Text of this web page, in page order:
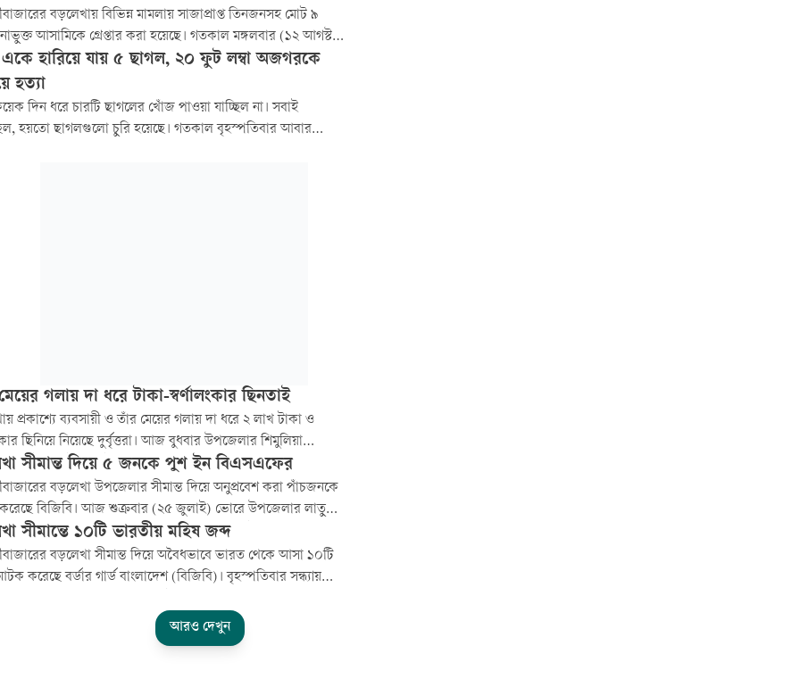
ডিমাই ওসমানীবাজার এলাকায় এ ঘটনা ঘটে। সুমন আহমদ
উপজেলার রামকৃষ্ণপুর গ্রামের হারিছ আলীর ছেলে।
বড়লেখায় বিভিন্ন মামলায় সাজাপ্রাপ্ত তিনজনসহ মোট ৯
আসামিকে গ্রেপ্তার করা হয়েছে। গতকাল মঙ্গলবার (১২ আগস্ট)
স্থানে অভিযান চালিয়ে তাঁদের গ্রেপ্তার করা হয়েছে। আজ বুধবার
মাধ্যমে তাঁদের কারাগারে পাঠানো হয়েছে।
হারিয়ে যায় ৫ ছাগল, ২০ ফুট লম্বা অজগরকে
হত্যা
দিন ধরে চারটি ছাগলের খোঁজ পাওয়া যাচ্ছিল না। সবাই
হয়তো ছাগলগুলো চুরি হয়েছে। গতকাল বৃহস্পতিবার আবার
গলায় দা ধরে টাকা-স্বর্ণালংকার ছিনতাই
প্রকাশ্যে ব্যবসায়ী ও তাঁর মেয়ের গলায় দা ধরে ২ লাখ টাকা ও
ছিনিয়ে নিয়েছে দুর্বৃত্তরা। আজ বুধবার উপজেলার শিমুলিয়া
এ ঘটনা ঘটে। এ ঘটনায় এলাকায় আতঙ্ক বিরাজ করছে। খবর পেয়ে
পরিদর্শন করেছে।
সীমান্ত দিয়ে ৫ জনকে পুশ ইন বিএসএফের
বড়লেখা উপজেলার সীমান্ত দিয়ে অনুপ্রবেশ করা পাঁচজনকে
বিজিবি। আজ শুক্রবার (২৫ জুলাই) ভোরে উপজেলার লাতু
সীমান্তবর্তী এলাকার কুমারশাইল থেকে তাদের আটক করা হয়।
সীমান্তরক্ষী বাহিনী (বিএসএফ) তাদের বাংলাদেশে পুশ ইন করেছে
বিজিবি।
সীমান্তে ১০টি ভারতীয় মহিষ জব্দ
বড়লেখা সীমান্ত দিয়ে অবৈধভাবে ভারত থেকে আসা ১০টি
করেছে বর্ডার গার্ড বাংলাদেশ (বিজিবি)। বৃহস্পতিবার সন্ধ্যায়
আরও দেখুন